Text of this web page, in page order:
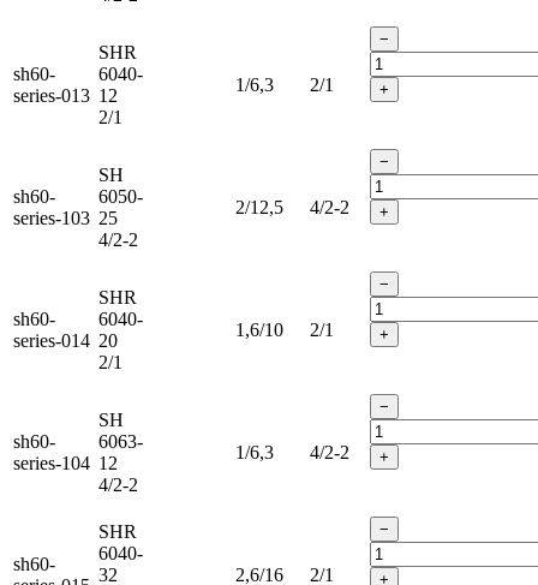
sh60-
series-013
SHR
6040-
12
2/1
1/6,3 2/1
−
+
sh60-
series-103
SH
6050-
25
4/2-2
2/12,5 4/2-2
−
+
sh60-
series-014
SHR
6040-
20
2/1
1,6/10 2/1
−
+
sh60-
series-104
SH
6063-
12
4/2-2
1/6,3 4/2-2
−
+
sh60-
SHR
6040-
32
2,6/16 2/1
−
+